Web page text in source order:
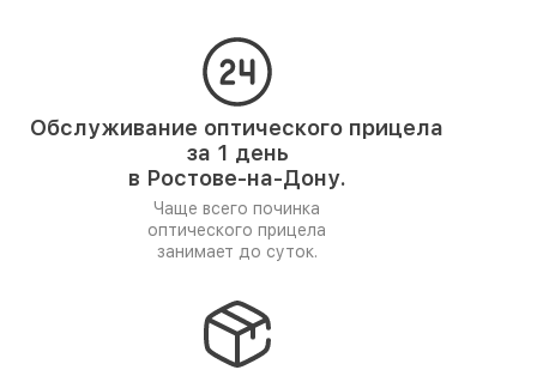
Обслуживание оптического прицела
за 1 день
в Ростове-на-Дону.
Чаще всего починка
оптического прицела
занимает до суток.